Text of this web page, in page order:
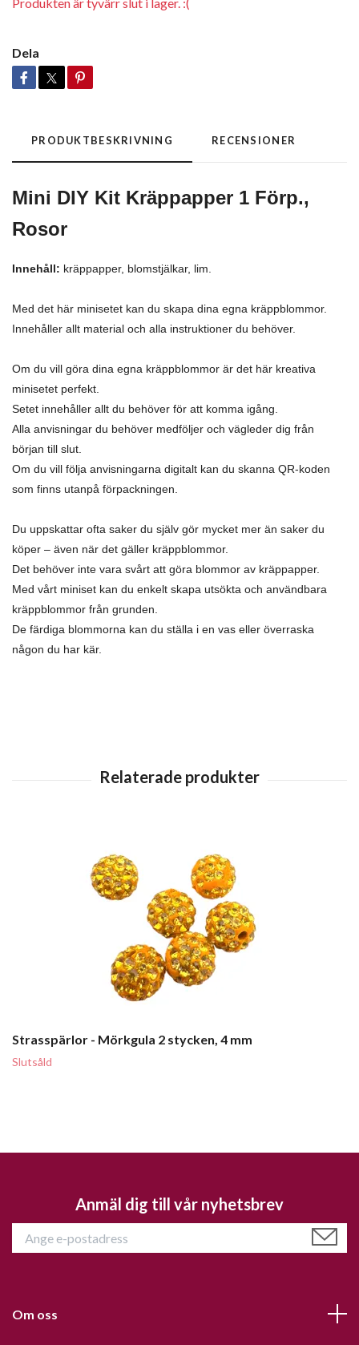
Dela
PRODUKTBESKRIVNING RECENSIONER
Mini DIY Kit Kräppapper 1 Förp.,
Rosor
Innehåll: kräppapper, blomstjälkar, lim.
Med det här minisetet kan du skapa dina egna kräppblommor.
Innehåller allt material och alla instruktioner du behöver.
Om du vill göra dina egna kräppblommor är det här kreativa
minisetet perfekt.
Setet innehåller allt du behöver för att komma igång.
Alla anvisningar du behöver medföljer och vägleder dig från
början till slut.
Om du vill följa anvisningarna digitalt kan du skanna QR-koden
som finns utanpå förpackningen.
Du uppskattar ofta saker du själv gör mycket mer än saker du
köper – även när det gäller kräppblommor.
Det behöver inte vara svårt att göra blommor av kräppapper.
Med vårt miniset kan du enkelt skapa utsökta och användbara
kräppblommor från grunden.
De färdiga blommorna kan du ställa i en vas eller överraska
någon du har kär.
Strasspärlor - Mörkgula 2 stycken, 4 mm
Slutsåld
Anmäl dig till vår nyhetsbrev
Om oss